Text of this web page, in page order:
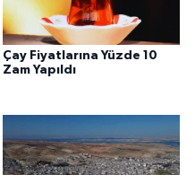
Çay Fiyatlarına Yüzde 10
Zam Yapıldı